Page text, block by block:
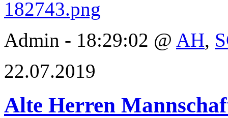
Admin - 18:29:02 @ AH,
22.07.2019
Alte Herren